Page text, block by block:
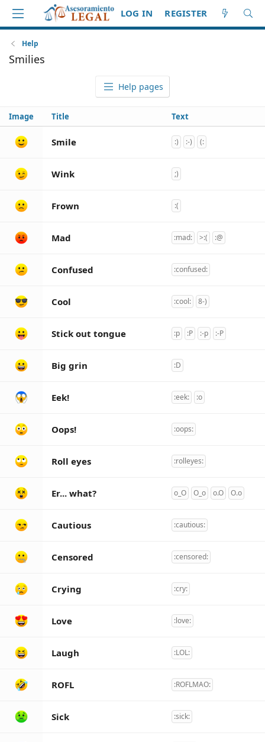
LOG IN REGISTER
Help
Smilies
Help pages
Image Title Text
Smile :) :-) (:
Wink ;)
Frown :(
Mad :mad: >:( :@
Confused :confused:
Cool :cool: 8-)
Stick out tongue :p :P :-p :-P
Big grin :D
Eek! :eek: :o
Oops! :oops:
Roll eyes :rolleyes:
Er... what? o_O O_o o.O O.o
Cautious :cautious:
Censored :censored:
Crying :cry:
Love :love:
Laugh :LOL:
ROFL :ROFLMAO:
Sick :sick: